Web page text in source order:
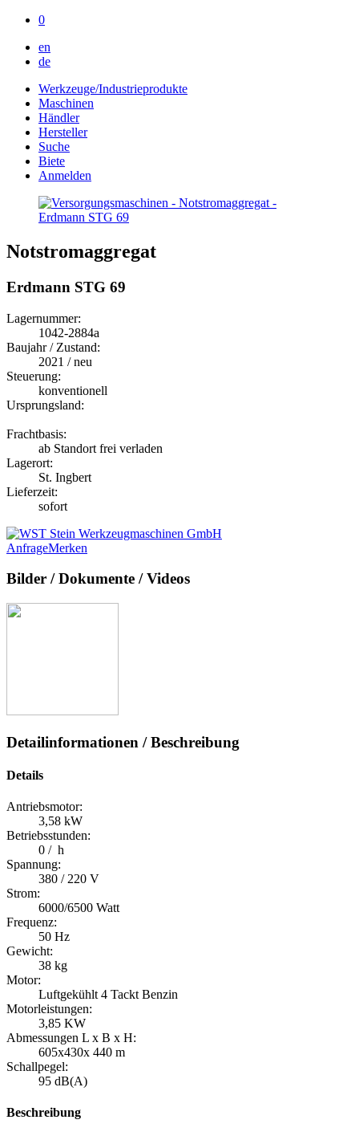
0
en
de
Werkzeuge/Industrieprodukte
Maschinen
Händler
Hersteller
Suche
Biete
Anmelden
Notstromaggregat
Erdmann STG 69
Lagernummer:
1042-2884a
Baujahr / Zustand:
2021 / neu
Steuerung:
konventionell
Ursprungsland:
Frachtbasis:
ab Standort frei verladen
Lagerort:
St. Ingbert
Lieferzeit:
sofort
AnfrageMerken
Bilder / Dokumente / Videos
Detailinformationen / Beschreibung
Details
Antriebsmotor:
3,58 kW
Betriebsstunden:
0 / h
Spannung:
380 / 220 V
Strom:
6000/6500 Watt
Frequenz:
50 Hz
Gewicht:
38 kg
Motor:
Luftgekühlt 4 Tackt Benzin
Motorleistungen:
3,85 KW
Abmessungen L x B x H:
605x430x 440 m
Schallpegel:
95 dB(A)
Beschreibung